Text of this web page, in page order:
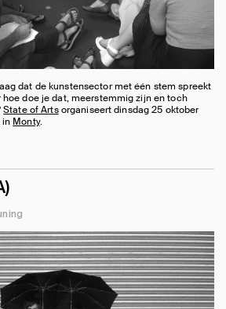
dat de kunstensector met één stem spreekt
doe je dat, meerstemmig zijn en toch
State of Artsorganiseert dinsdag 25 oktober
in Monty.